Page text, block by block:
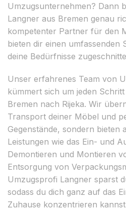
Umzugsunternehmen? Dann
Langner aus Bremen genau
kompetenter Partner für den
bieten dir einen umfassenden
deine Bedürfnisse
Unser erfahrenes Team von
kümmert sich um jeden
Bremen nach Rijeka. Wir
Transport deiner Möbel und
Gegenstände, sondern bieten
Leistungen wie das Ein- und
Demontieren und Montieren
Entsorgung von
Umzugsprofi Langner sparst
sodass du dich ganz auf das
Zuhause konzentrieren